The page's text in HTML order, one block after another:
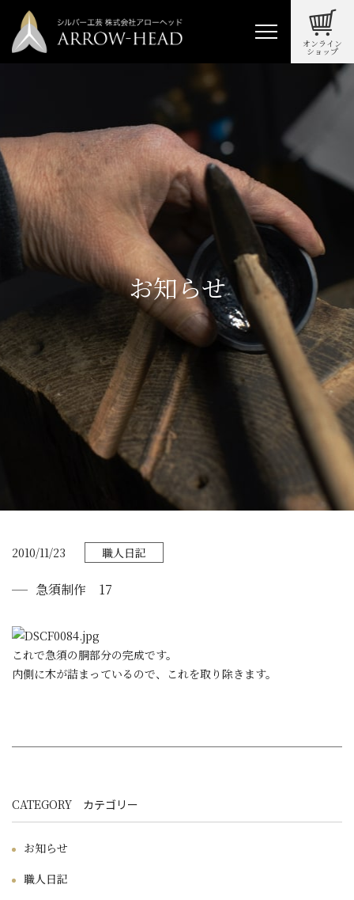
オンライン
ショップ
お知らせ
2010/11/23 職人日記
急須制作 17
これで急須の胴部分の完成です。
内側に木が詰まっているので、これを取り除きます。
CATEGORY カテゴリー
お知らせ
職人日記